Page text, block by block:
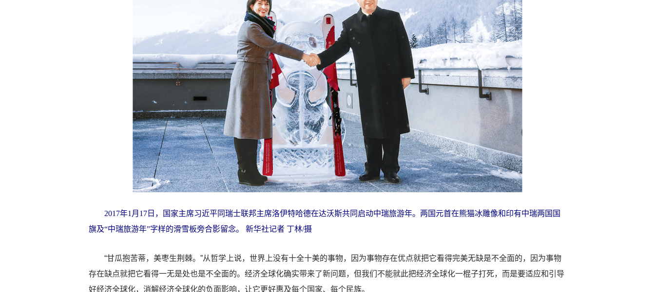
2017年1月17日，国家主席习近平同瑞士联邦主席洛伊特哈德在达沃斯共同启动中瑞旅游年。两国元首在熊猫冰雕像和印有中瑞两国国
旗及“中瑞旅游年”字样的滑雪板旁合影留念。 新华社记者 丁林/摄
“甘瓜抱苦蒂，美枣生荆棘。”从哲学上说，世界上没有十全十美的事物，因为事物存在优点就把它看得完美无缺是不全面的，因为事物
存在缺点就把它看得一无是处也是不全面的。经济全球化确实带来了新问题，但我们不能就此把经济全球化一棍子打死，而是要适应和引导
好经济全球化，消解经济全球化的负面影响，让它更好惠及每个国家、每个民族。